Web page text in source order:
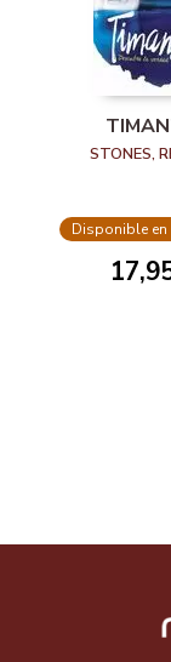
STONES,
Disponible en